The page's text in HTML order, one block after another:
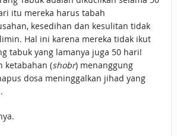
itu mereka harus tabah
kesedihan dan kesulitan tidak
Hal ini karena mereka tidak ikut
tabuk yang lamanya juga 50 hari!
ketabahan (shobr) menanggung
dosa meninggalkan jihad yang